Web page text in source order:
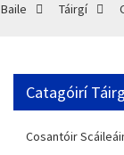
Baile Táirgí
Catagóirí
Cosantóir